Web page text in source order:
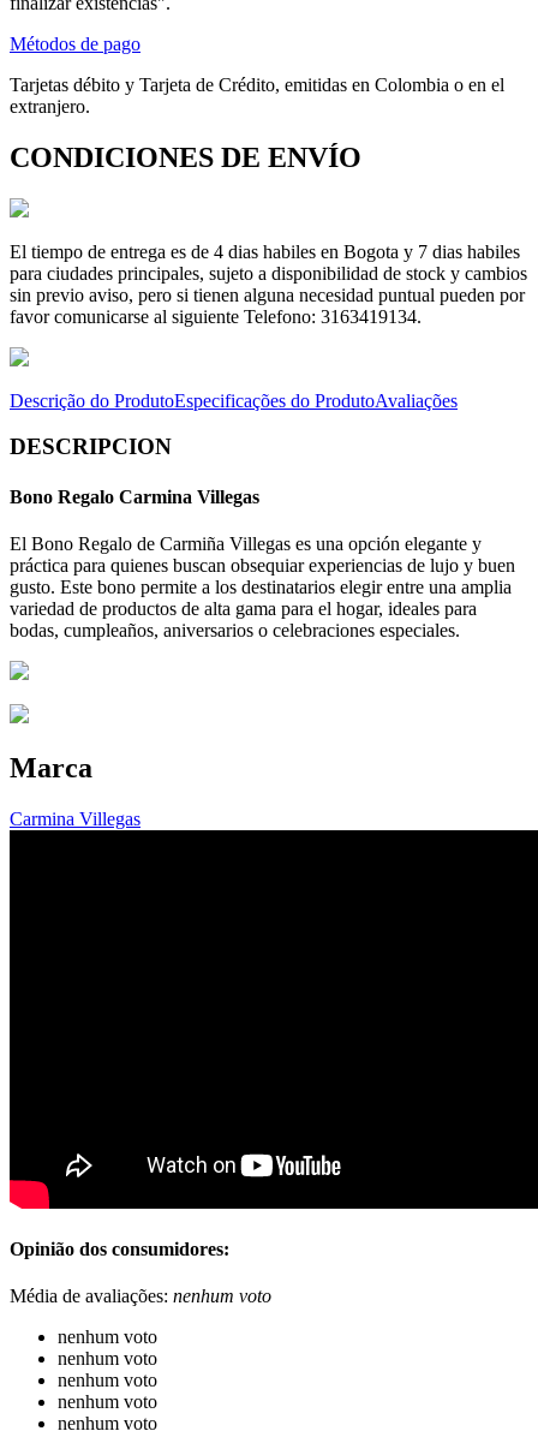
Métodos de pago
Tarjetas débito y Tarjeta de Crédito, emitidas en Colombia o en el
extranjero.
CONDICIONES DE ENVÍO
El tiempo de entrega es de 4 dias habiles en Bogota y 7 dias habiles
para ciudades principales, sujeto a disponibilidad de stock y cambios
sin previo aviso, pero si tienen alguna necesidad puntual pueden por
favor comunicarse al siguiente Telefono: 3163419134.
Descrição do ProdutoEspecificações do ProdutoAvaliações
DESCRIPCION
Bono Regalo Carmina Villegas
El Bono Regalo de Carmiña Villegas es una opción elegante y
práctica para quienes buscan obsequiar experiencias de lujo y buen
gusto. Este bono permite a los destinatarios elegir entre una amplia
variedad de productos de alta gama para el hogar, ideales para
bodas, cumpleaños, aniversarios o celebraciones especiales.
Marca
Carmina Villegas
Opinião dos consumidores:
Média de avaliações: nenhum voto
nenhum voto
nenhum voto
nenhum voto
nenhum voto
nenhum voto